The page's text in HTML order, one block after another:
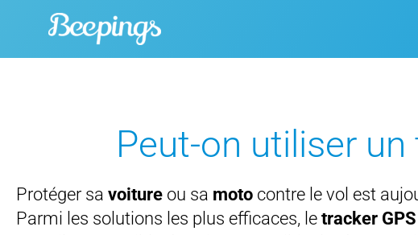
content
Peut-on utiliser un
Protéger sa voiture ou sa moto contre le vol est
Parmi les solutions les plus efficaces, le tracker GPS